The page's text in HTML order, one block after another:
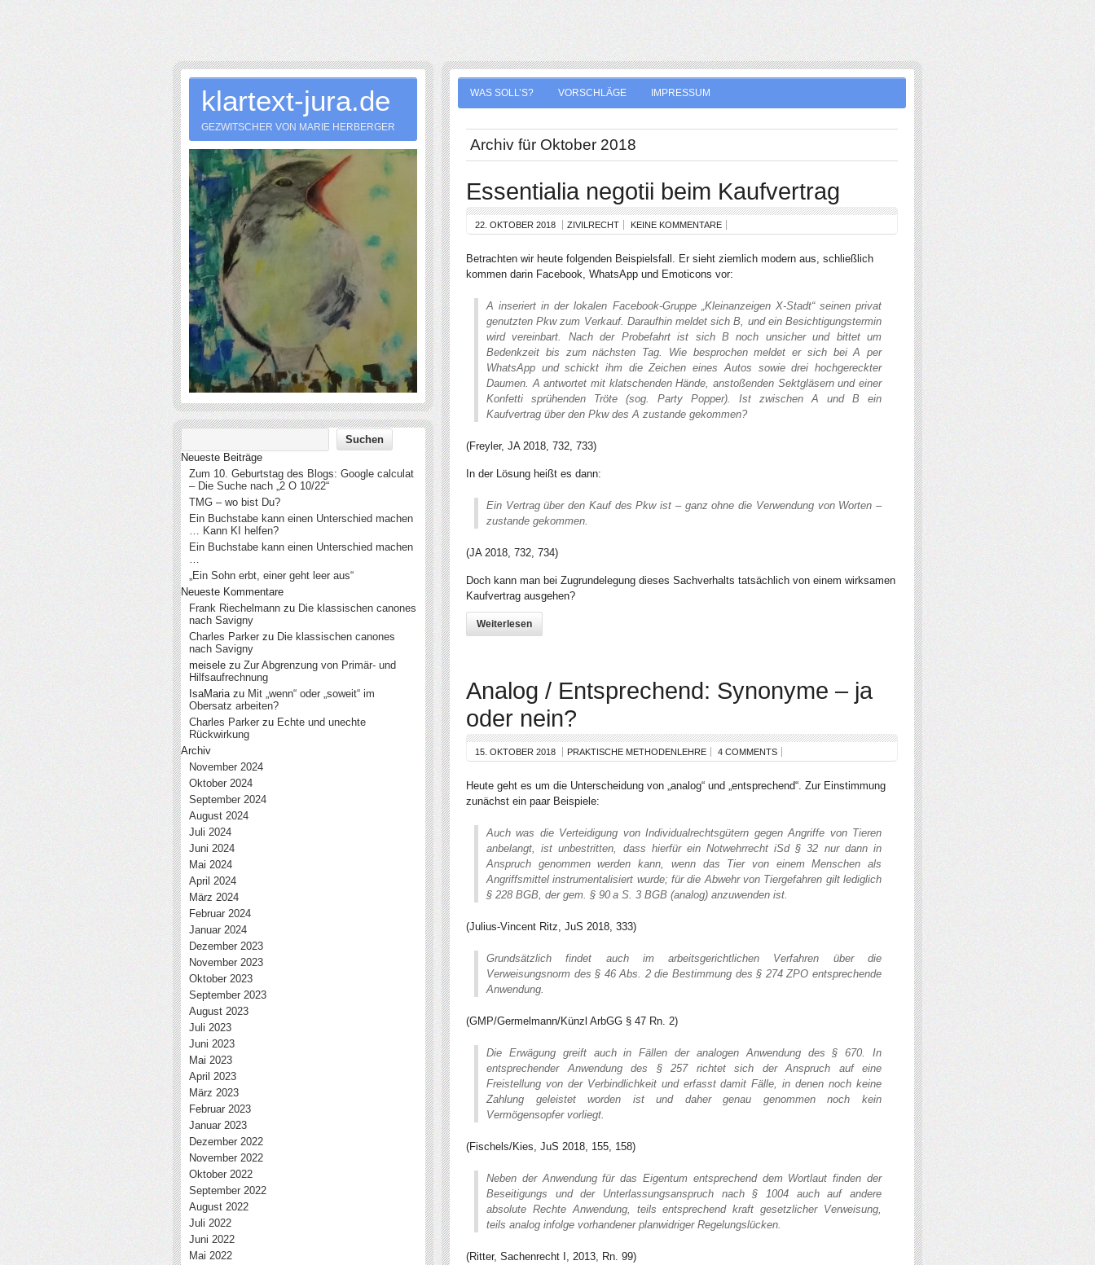
WAS SOLL’S? VORSCHLÄGE IMPRESSUM
Archiv für Oktober 2018
Essentialia negotii beim Kaufvertrag
22. OKTOBER 2018 ZIVILRECHT KEINE KOMMENTARE
Betrachten wir heute folgenden Beispielsfall. Er sieht ziemlich modern aus, schließlich
kommen darin Facebook, WhatsApp und Emoticons vor:
A inseriert in der lokalen Facebook-Gruppe „Kleinanzeigen X-Stadt“ seinen privat
genutzten Pkw zum Verkauf. Daraufhin meldet sich B, und ein Besichtigungstermin
wird vereinbart. Nach der Probefahrt ist sich B noch unsicher und bittet um
Bedenkzeit bis zum nächsten Tag. Wie besprochen meldet er sich bei A per
WhatsApp und schickt ihm die Zeichen eines Autos sowie drei hochgereckter
Daumen. A antwortet mit klatschenden Hände, anstoßenden Sektgläsern und einer
Konfetti sprühenden Tröte (sog. Party Popper). Ist zwischen A und B ein
Kaufvertrag über den Pkw des A zustande gekommen?
(Freyler, JA 2018, 732, 733)
In der Lösung heißt es dann:
Ein Vertrag über den Kauf des Pkw ist – ganz ohne die Verwendung von Worten –
zustande gekommen.
(JA 2018, 732, 734)
Doch kann man bei Zugrundelegung dieses Sachverhalts tatsächlich von einem wirksamen
Kaufvertrag ausgehen?
Weiterlesen
Analog / Entsprechend: Synonyme – ja
oder nein?
15. OKTOBER 2018 PRAKTISCHE METHODENLEHRE 4 COMMENTS
Heute geht es um die Unterscheidung von „analog“ und „entsprechend“. Zur Einstimmung
zunächst ein paar Beispiele:
Auch was die Verteidigung von Individualrechtsgütern gegen Angriffe von Tieren
anbelangt, ist unbestritten, dass hierfür ein Notwehrrecht iSd § 32 nur dann in
Anspruch genommen werden kann, wenn das Tier von einem Menschen als
Angriffsmittel instrumentalisiert wurde; für die Abwehr von Tiergefahren gilt lediglich
§ 228 BGB, der gem. § 90 a S. 3 BGB (analog) anzuwenden ist.
(Julius-Vincent Ritz, JuS 2018, 333)
Grundsätzlich findet auch im arbeitsgerichtlichen Verfahren über die
Verweisungsnorm des § 46 Abs. 2 die Bestimmung des § 274 ZPO entsprechende
Anwendung.
(GMP/Germelmann/Künzl ArbGG § 47 Rn. 2)
Die Erwägung greift auch in Fällen der analogen Anwendung des § 670. In
entsprechender Anwendung des § 257 richtet sich der Anspruch auf eine
Freistellung von der Verbindlichkeit und erfasst damit Fälle, in denen noch keine
Zahlung geleistet worden ist und daher genau genommen noch kein
Vermögensopfer vorliegt.
(Fischels/Kies, JuS 2018, 155, 158)
Neben der Anwendung für das Eigentum entsprechend dem Wortlaut finden der
Beseitigungs und der Unterlassungsanspruch nach § 1004 auch auf andere
absolute Rechte Anwendung, teils entsprechend kraft gesetzlicher Verweisung,
teils analog infolge vorhandener planwidriger Regelungslücken.
(Ritter, Sachenrecht I, 2013, Rn. 99)
klartext-jura.de
GEZWITSCHER VON MARIE HERBERGER
Neueste Beiträge
Zum 10. Geburtstag des Blogs: Google calculat
– Die Suche nach „2 O 10/22“
TMG – wo bist Du?
Ein Buchstabe kann einen Unterschied machen
… Kann KI helfen?
Ein Buchstabe kann einen Unterschied machen
…
„Ein Sohn erbt, einer geht leer aus“
Neueste Kommentare
Frank Riechelmann zu Die klassischen canones
nach Savigny
Charles Parker zu Die klassischen canones
nach Savigny
meisele zu Zur Abgrenzung von Primär- und
Hilfsaufrechnung
IsaMariazu Mit „wenn“ oder „soweit“ im
Obersatz arbeiten?
Charles Parker zu Echte und unechte
Rückwirkung
Archiv
November 2024
Oktober 2024
September 2024
August 2024
Juli 2024
Juni 2024
Mai 2024
April 2024
März 2024
Februar 2024
Januar 2024
Dezember 2023
November 2023
Oktober 2023
September 2023
August 2023
Juli 2023
Juni 2023
Mai 2023
April 2023
März 2023
Februar 2023
Januar 2023
Dezember 2022
November 2022
Oktober 2022
September 2022
August 2022
Juli 2022
Juni 2022
Mai 2022